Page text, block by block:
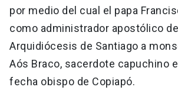
por medio del cual el papa
como administrador apostólico
Arquidiócesis de Santiago a
Aós Braco, sacerdote capuchino
fecha obispo de Copiapó.